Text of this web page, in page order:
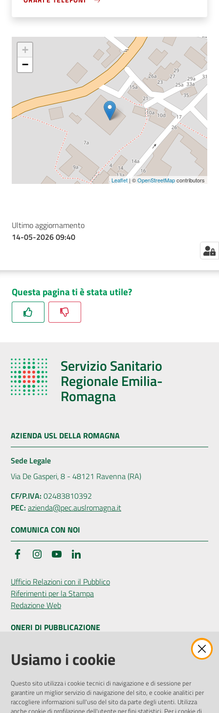
e
Concorsi
Seguici
su
+
−
Leaflet | ©OpenStreetMapcontributors
Ultimo aggiornamento
14-05-2026 09:40
Questa pagina ti è stata utile?
Servizio Sanitario
Regionale Emilia-
Romagna
AZIENDA USL DELLA ROMAGNA
Sede Legale
Via De Gasperi, 8 - 48121 Ravenna (RA)
CF/P.IVA: 02483810392
PEC: azienda@pec.auslromagna.it
COMUNICA CON NOI
FacebookInstagramYouTube
Ufficio Relazioni con il Pubblico
Riferimenti per la Stampa
Redazione Web
ONERI DI PUBBLICAZIONE
Amministrazione Trasparente
Pubblicità legale
Privacy Policy
Attuazione Misure PNRR
Usiamo i cookie
Questo sito utilizza i cookie tecnici di navigazione e di sessione per
garantire un miglior servizio di navigazione del sito, e cookie analitici per
raccogliere informazioni sull'uso del sito da parte degli utenti. Utilizza
anche cookie di profilazione dell'utente per fini statistici. Per i cookie di